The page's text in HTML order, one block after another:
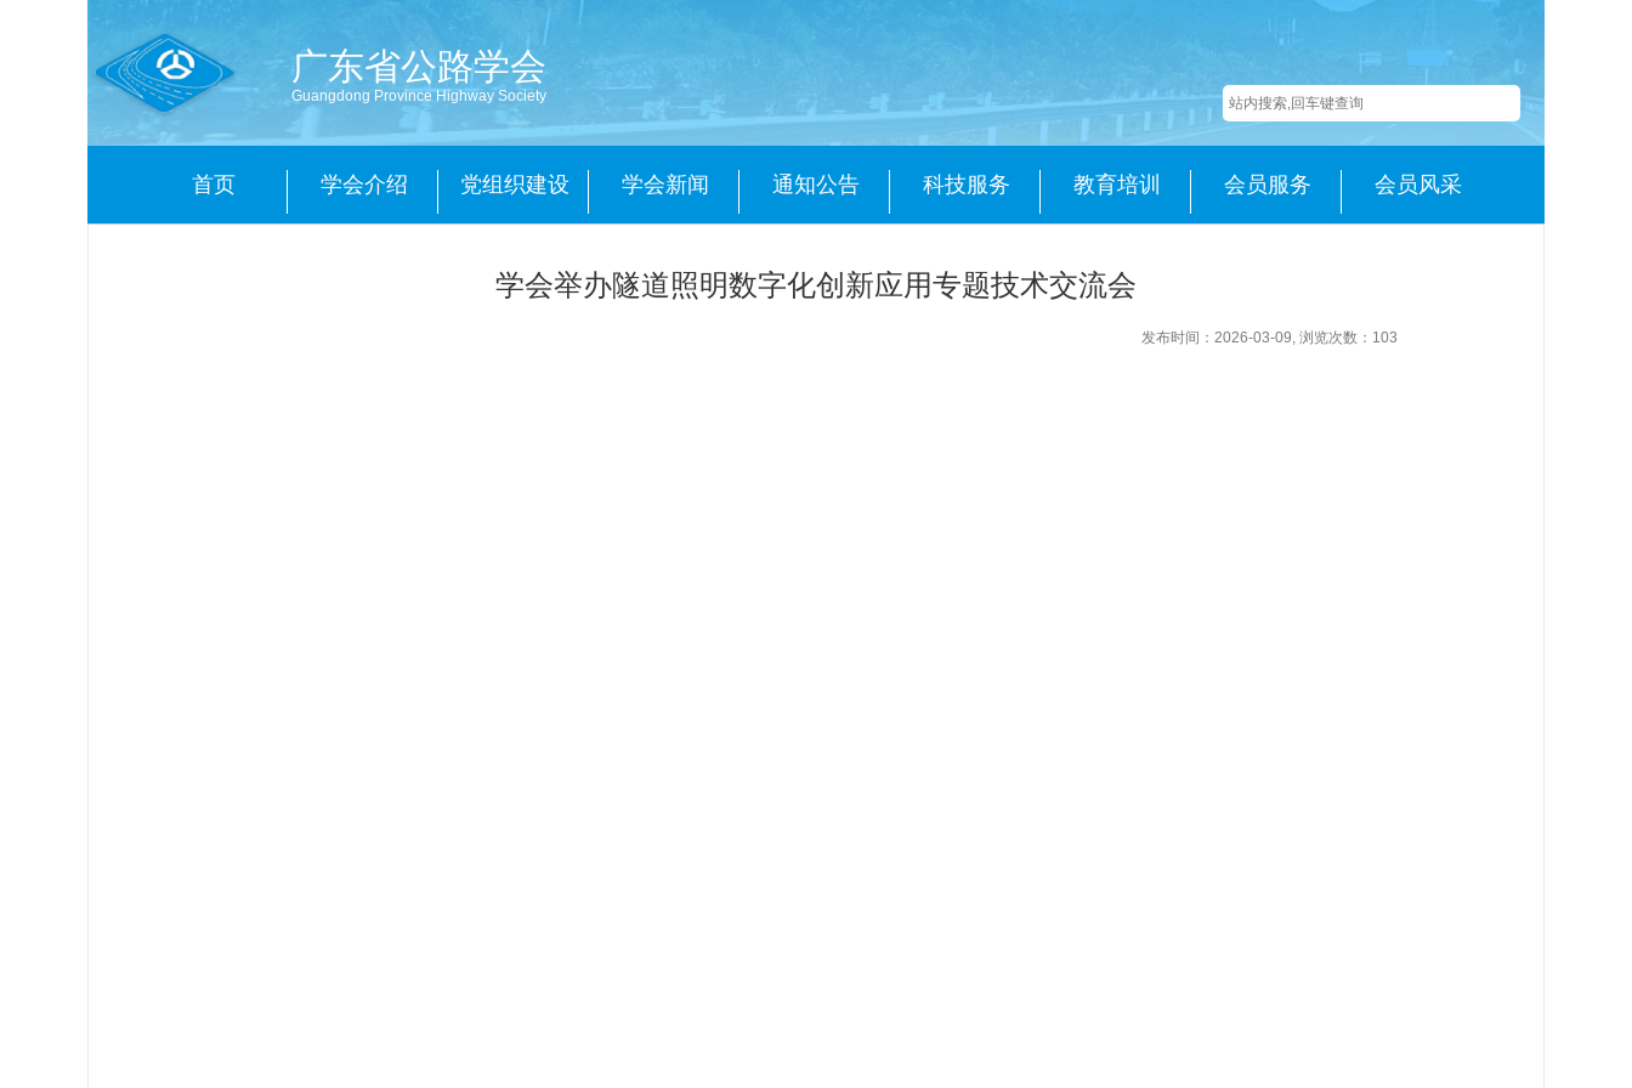
广东省公路学会
Guangdong Province Highway Society
首页 学会介绍 党组织建设 学会新闻 通知公告 科技服务 教育培训 会员服务 会员风采
学会举办隧道照明数字化创新应用专题技术交流会
发布时间：2026-03-09, 浏览次数： 103